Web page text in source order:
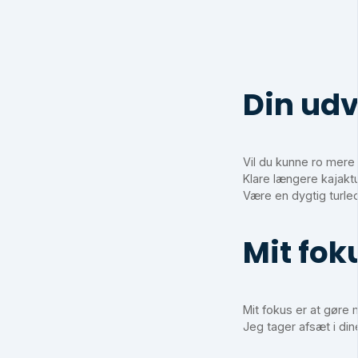
Din
Vil du kunne ro
Klare længere
Være en dygtig
Mit
Mit fokus er at gøre
Jeg tager afsæt i